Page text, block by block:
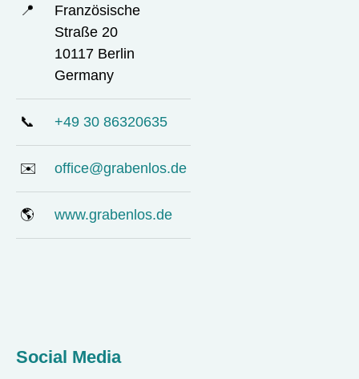
📍
Französische
Straße 20
10117 Berlin
Germany
📞 +49 30 86320635
✉️ office@grabenlos.de
🌎 www.grabenlos.de
Social Media